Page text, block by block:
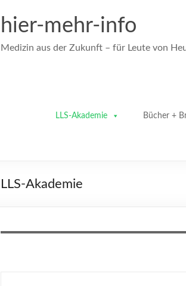
hier-mehr-info
Medizin aus der Zukunft – für Leute von
LLS-Akademie Bücher +
LLS-Akademie